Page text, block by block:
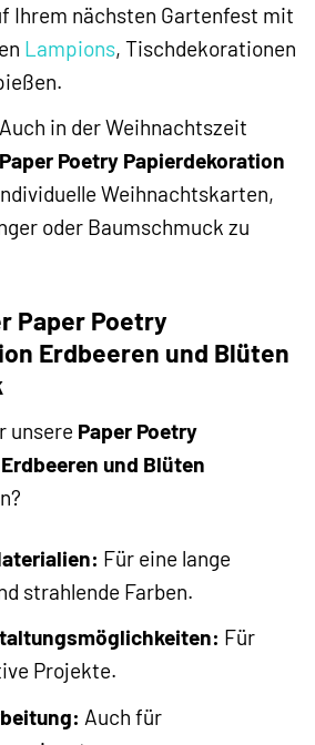
Ihrem nächsten Gartenfest mit
Lampions, Tischdekorationen
Auch in der Weihnachtszeit
Paper Poetry Papierdekoration
Weihnachtskarten,
oder Baumschmuck zu
Paper Poetry
Erdbeeren und Blüten
unsere Paper Poetry
und Blüten
Für eine lange
strahlende Farben.
Für
Projekte.
Auch für